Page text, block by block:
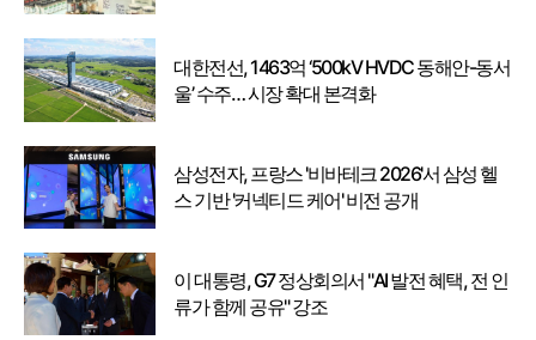
대한전선, 1463억 ‘500kV HVDC 동해안-동서
울’ 수주… 시장 확대 본격화
삼성전자, 프랑스 '비바테크 2026'서 삼성 헬
스 기반 '커넥티드 케어' 비전 공개
이 대통령, G7 정상회의서 "AI 발전 혜택, 전 인
류가 함께 공유" 강조